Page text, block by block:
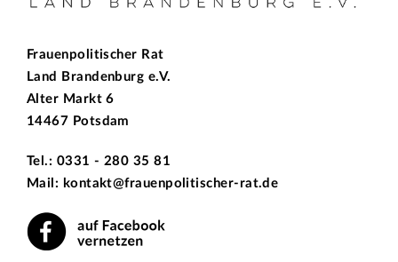
Frauenpolitischer Rat
Land Brandenburg e.V.
Alter Markt 6
14467 Potsdam
Tel.: 0331 - 280 35 81
Mail: kontakt@frauenpolitischer-rat.de